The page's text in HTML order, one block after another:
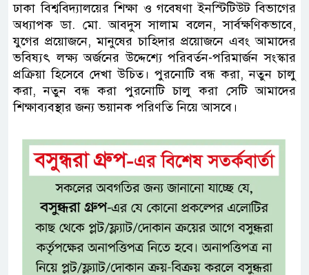
ঢাকা বিশ্ববিদ্যালয়ের শিক্ষা ও গবেষণা ইনস্টিটিউট বিভাগের
অধ্যাপক ডা. মো. আবদুস সালাম বলেন, সার্বক্ষণিকভাবে,
যুগের প্রয়োজনে, মানুষের চাহিদার প্রয়োজনে এবং আমাদের
ভবিষ্যৎ লক্ষ্য অর্জনের উদ্দেশ্যে পরিবর্তন-পরিমার্জন সংস্কার
প্রক্রিয়া হিসেবে দেখা উচিত। পুরনোটি বন্ধ করা, নতুন চালু
করা, নতুন বন্ধ করা পুরনোটি চালু করা সেটি আমাদের
শিক্ষাব্যবস্থার জন্য ভয়ানক পরিণতি নিয়ে আসবে।